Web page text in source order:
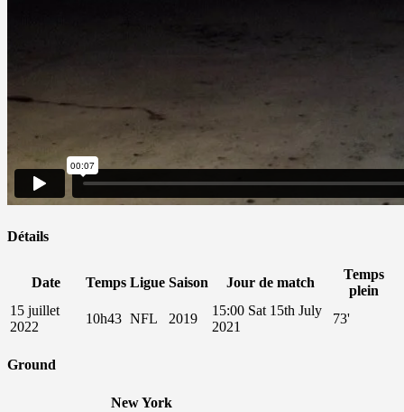
Détails
Date Temps Ligue Saison Jour de match
Temps
plein
15 juillet
2022
10h43 NFL 2019
15:00 Sat 15th July
2021
73'
Ground
New York